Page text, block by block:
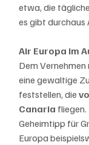
etwa, die
es gibt durchaus
Air Europa im
Dem Vernehmen
eine gewaltige
feststellen, die
Canaria fliegen.
Geheimtipp für
Europa